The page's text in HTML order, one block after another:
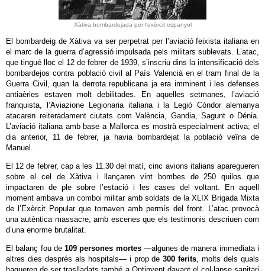
Xàtiva bombardejada per l'exèrcit espanyol
El bombardeig de Xàtiva va ser perpetrat per l’aviació feixista italiana en
el marc de la guerra d’agressió impulsada pels militars sublevats. L’atac,
que tingué lloc el 12 de febrer de 1939, s’inscriu dins la intensificació dels
bombardejos contra població civil al País Valencià en el tram final de la
Guerra Civil, quan la derrota republicana ja era imminent i les defenses
antiaèries estaven molt debilitades. En aquelles setmanes, l’aviació
franquista, l’Aviazione Legionaria italiana i la Legió Còndor alemanya
atacaren reiteradament ciutats com València, Gandia, Sagunt o Dénia.
L’aviació italiana amb base a Mallorca es mostrà especialment activa; el
dia anterior, 11 de febrer, ja havia bombardejat la població veïna de
Manuel.
El 12 de febrer, cap a les 11.30 del matí, cinc avions italians aparegueren
sobre el cel de Xàtiva i llançaren vint bombes de 250 quilos que
impactaren de ple sobre l’estació i les cases del voltant. En aquell
moment arribava un comboi militar amb soldats de la XLIX Brigada Mixta
de l’Exèrcit Popular que tornaven amb permís del front. L’atac provocà
una autèntica massacre, amb escenes que els testimonis descriuen com
d’una enorme brutalitat.
El balanç fou de109 persones mortes—algunes de manera immediata i
altres dies després als hospitals— i prop de300 ferits, molts dels quals